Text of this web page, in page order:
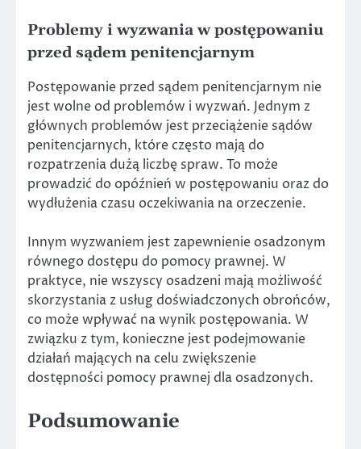
Problemy i wyzwania w postępowaniu
przed sądem penitencjarnym
Postępowanie przed sądem penitencjarnym nie
jest wolne od problemów i wyzwań. Jednym z
głównych problemów jest przeciążenie sądów
penitencjarnych, które często mają do
rozpatrzenia dużą liczbę spraw. To może
prowadzić do opóźnień w postępowaniu oraz do
wydłużenia czasu oczekiwania na orzeczenie.
Innym wyzwaniem jest zapewnienie osadzonym
równego dostępu do pomocy prawnej. W
praktyce, nie wszyscy osadzeni mają możliwość
skorzystania z usług doświadczonych obrońców,
co może wpływać na wynik postępowania. W
związku z tym, konieczne jest podejmowanie
działań mających na celu zwiększenie
dostępności pomocy prawnej dla osadzonych.
Podsumowanie